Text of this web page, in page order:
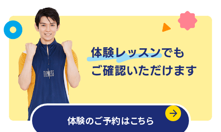
体験のご予約はこちら